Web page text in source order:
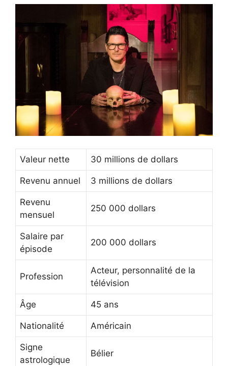
Valeur nette 30 millions de dollars
Revenu annuel 3 millions de dollars
Revenu
mensuel
250 000 dollars
Salaire par
épisode
200 000 dollars
Profession
Acteur, personnalité de la
télévision
Âge 45 ans
Nationalité Américain
Signe
astrologique
Bélier